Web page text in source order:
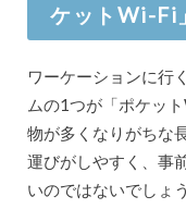
ケットWi-Fi
ワーケーションに行
ムの1つが「ポケッ
物が多くなりがちな
運びがしやすく、事
いのではないでしょう